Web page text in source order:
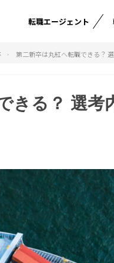
転職エージェント
第二新卒は丸紅へ転職できる？
きる？ 選考